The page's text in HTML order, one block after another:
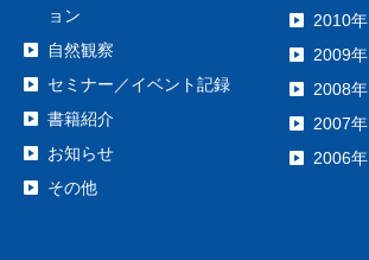
ョン
自然観察
セミナー／イベント記録
書籍紹介
お知らせ
その他
2010年
2009年
2008年
2007年
2006年